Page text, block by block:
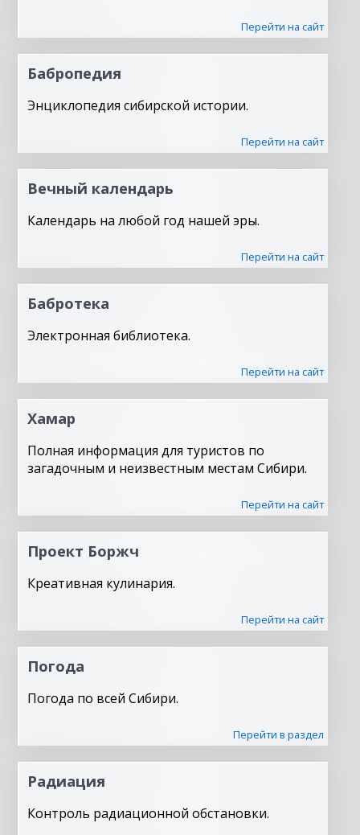
Перейти на сайт
Бабропедия
Энциклопедия сибирской истории.
Перейти на сайт
Вечный календарь
Календарь на любой год нашей эры.
Перейти на сайт
Бабротека
Электронная библиотека.
Перейти на сайт
Хамар
Полная информация для туристов по
загадочным и неизвестным местам Сибири.
Перейти на сайт
Проект Боржч
Креативная кулинария.
Перейти на сайт
Погода
Погода по всей Сибири.
Перейти в раздел
Радиация
Контроль радиационной обстановки.